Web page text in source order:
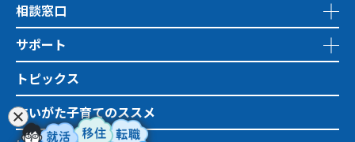
相談窓口
サポート
トピックス
にいがた子育てのススメ